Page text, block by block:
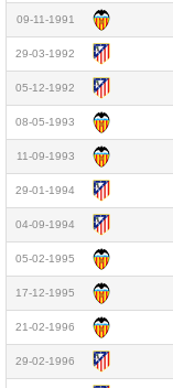
09-11-1991
29-03-1992
05-12-1992
08-05-1993
11-09-1993
29-01-1994
04-09-1994
05-02-1995
17-12-1995
21-02-1996
29-02-1996